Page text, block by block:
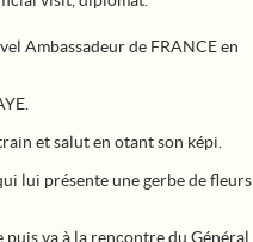
Ambassadeur de FRANCE en
et salut en otant son képi.
lui présente une gerbe de fleurs
va à la rencontre du Général